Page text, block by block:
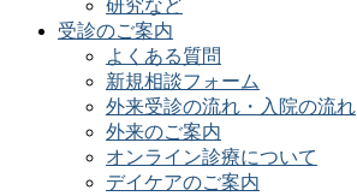
研究など
受診のご案内
よくある質問
新規相談フォーム
外来受診の流れ・入院の流れ
外来のご案内
オンライン診療について
デイケアのご案内